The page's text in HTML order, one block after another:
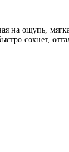
на ощупь,
сохнет,